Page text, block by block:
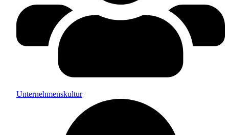
Unternehmenskultur